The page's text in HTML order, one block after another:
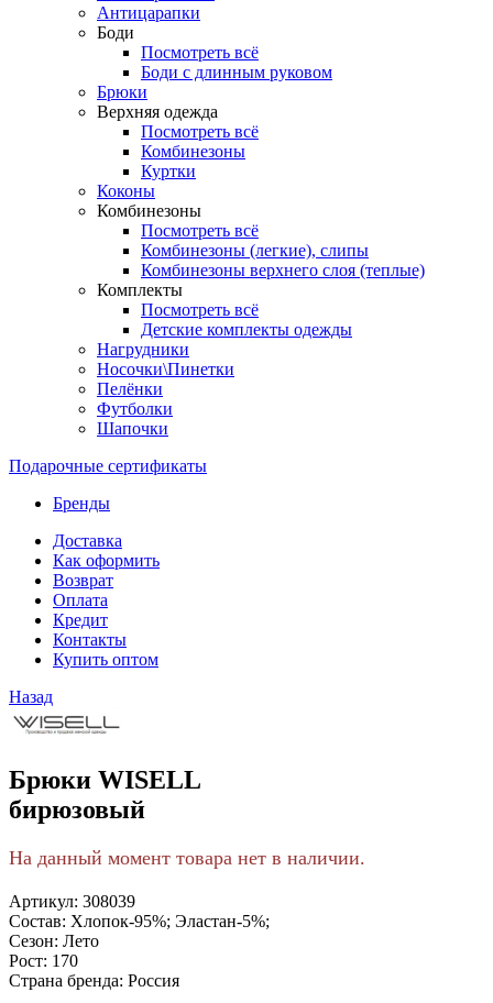
Антицарапки
Боди
Посмотреть всё
Боди с длинным руковом
Брюки
Верхняя одежда
Посмотреть всё
Комбинезоны
Куртки
Коконы
Комбинезоны
Посмотреть всё
Комбинезоны (легкие), слипы
Комбинезоны верхнего слоя (теплые)
Комплекты
Посмотреть всё
Детские комплекты одежды
Нагрудники
Носочки\Пинетки
Пелёнки
Футболки
Шапочки
Подарочные сертификаты
Бренды
Доставка
Как оформить
Возврат
Оплата
Кредит
Контакты
Купить оптом
Назад
Брюки WISELL
бирюзовый
На данный момент товара нет в наличии.
Артикул: 308039
Состав: Хлопок-95%; Эластан-5%;
Сезон: Лето
Рост: 170
Страна бренда: Россия